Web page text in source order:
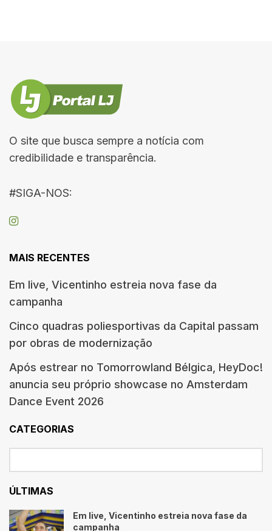
O site que busca sempre a notícia com
credibilidade e transparência.
#SIGA-NOS:
MAIS RECENTES
Em live, Vicentinho estreia nova fase da
campanha
Cinco quadras poliesportivas da Capital passam
por obras de modernização
Após estrear no Tomorrowland Bélgica, HeyDoc!
anuncia seu próprio showcase no Amsterdam
Dance Event 2026
CATEGORIAS
ÚLTIMAS
Em live, Vicentinho estreia nova fase da
campanha